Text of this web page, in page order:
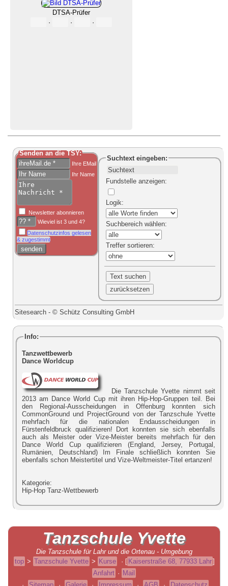
DTSA-Prüfer
·
· ·
Senden an die TSY:
Ihre EMail
Ihr Name
Newsletter abonnieren
Wieviel ist 3 und 4?
Datenschutzinfos gelesen
& zugestimmt
Suchtexteingeben:
Fundstelle anzeigen:
Logik:
Suchbereichwählen:
Treffer sortieren:
Sitesearch - © Schütz Consulting GmbH
Info:
Tanzwettbewerb
Dance Worldcup
Die Tanzschule Yvette nimmt seit
2013 am Dance World Cup mit ihren Hip-Hop-Gruppen teil. Bei
den Regional-Ausscheidungen in Offenburg konnten sich
CommonGround und ProjectGround von der Tanzschule Yvette
mehrfach für die nationalen Endausscheidungen in
Fürstenfeldbruck qualifizieren! Dort konnten sie sich ebenfalls
auch als Meister oder Vize-Meister bereits mehrfach für den
Dance World Cup qualifizieren (England, Jersey, Portugal,
Rumänien, Deutschland) Im Finale schließlich konnten Sie
ebenfalls schon Meistertitel und Vize-Weltmeister-Titel ertanzen!
Kategorie:
Hip-Hop Tanz-Wettbewerb
Tanzschule Yvette
Die Tanzschule für Lahr und die Ortenau - Umgebung
top > Tanzschule Yvette > Kurse · [ Kaiserstraße 68, 77933 Lahr]
Anfahrt · Mail